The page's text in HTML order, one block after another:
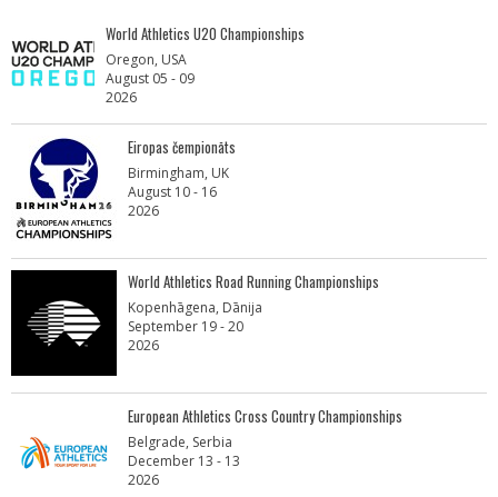
World Athletics U20 Championships
Oregon, USA
August 05 - 09
2026
Eiropas čempionāts
Birmingham, UK
August 10 - 16
2026
World Athletics Road Running Championships
Kopenhāgena, Dānija
September 19 - 20
2026
European Athletics Cross Country Championships
Belgrade, Serbia
December 13 - 13
2026